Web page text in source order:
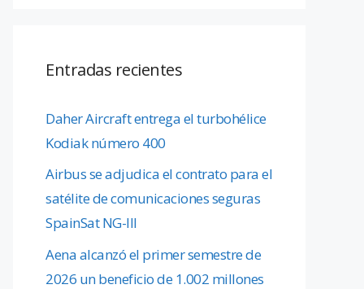
Entradas recientes
Daher Aircraft entrega el turbohélice
Kodiak número 400
Airbus se adjudica el contrato para el
satélite de comunicaciones seguras
SpainSat NG-III
Aena alcanzó el primer semestre de
2026 un beneficio de 1.002 millones